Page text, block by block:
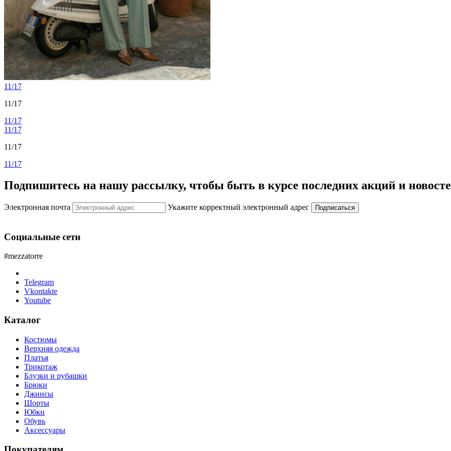
11/17
11/17
11/17
11/17
11/17
11/17
Подпишитесь на нашу рассылку, чтобы быть в курсе последних акций и
Электронная почта Укажите корректный электронный адрес Подписаться
Социальные сети
#mezzatorre
Telegram
Vkontakte
Youtube
Каталог
Костюмы
Верхняя одежда
Платья
Трикотаж
Блузки и рубашки
Брюки
Джинсы
Шорты
Юбки
Обувь
Аксессуары